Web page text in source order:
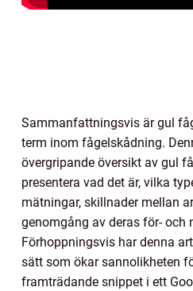
Sammanfattningsvis är gul
term inom fågelskådning.
övergripande översikt av gul
presentera vad det är, vilka
mätningar, skillnader mellan
genomgång av deras för- och
Förhoppningsvis har denna
sätt som ökar sannolikheten
framträdande snippet i ett